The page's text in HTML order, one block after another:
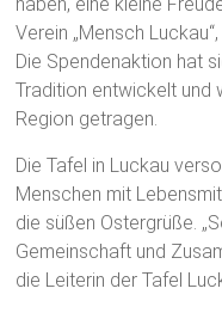
Verein „Mensch
Die Spendenaktion hat
Tradition entwickelt und
Region getragen.
Die Tafel in Luckau
Menschen mit
die süßen Ostergrüße.
Gemeinschaft und
die Leiterin der Tafel